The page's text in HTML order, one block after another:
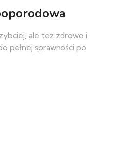
ale też zdrowo i
pełnej sprawności po